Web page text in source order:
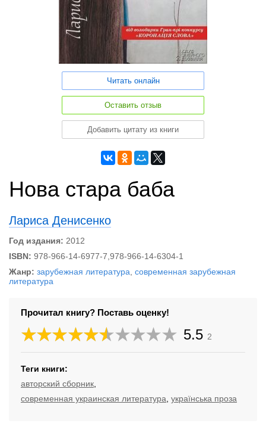
Читать онлайн
Оставить отзыв
Добавить цитату из книги
Нова стара баба
Лариса Денисенко
Год издания: 2012
ISBN: 978-966-14-6977-7,978-966-14-6304-1
Жанр: зарубежная литература современная зарубежная
литература
Прочитал книгу? Поставь оценку!
5.5 2
Теги книги:
авторский сборник
современная украинская литература українська проза